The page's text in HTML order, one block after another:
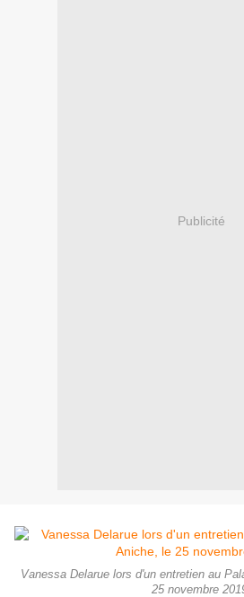
Publicité
Vanessa Delarue lors d'un entretien au
25 novembre